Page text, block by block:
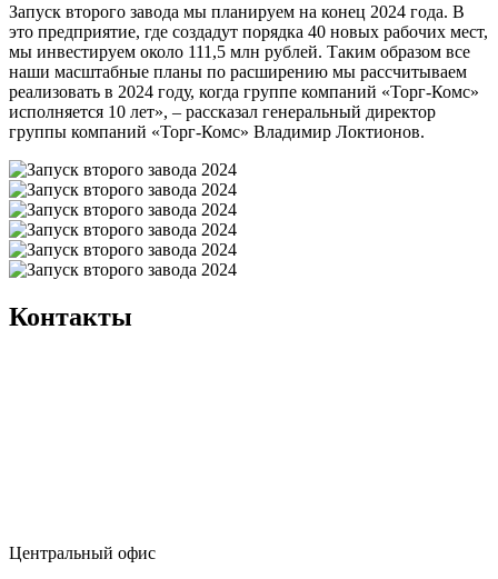
Запуск второго завода мы планируем на конец 2024 года. В
это предприятие, где создадут порядка 40 новых рабочих мест,
мы инвестируем около 111,5 млн рублей. Таким образом все
наши масштабные планы по расширению мы рассчитываем
реализовать в 2024 году, когда группе компаний «Торг-Комс»
исполняется 10 лет», – рассказал генеральный директор
группы компаний «Торг-Комс» Владимир Локтионов.
Контакты
Центральный офис